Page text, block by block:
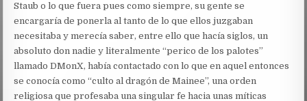
Staub o lo que fuera pues como siempre, su gente se
encargaría de ponerla al tanto de lo que ellos juzgaban
necesitaba y merecía saber, entre ello que hacía siglos, un
absoluto don nadie y literalmente “perico de los palotes”
llamado DMonX, había contactado con lo que en aquel entonces
se conocía como “culto al dragón de Mainee”, una orden
religiosa que profesaba una singular fe hacia unas míticas